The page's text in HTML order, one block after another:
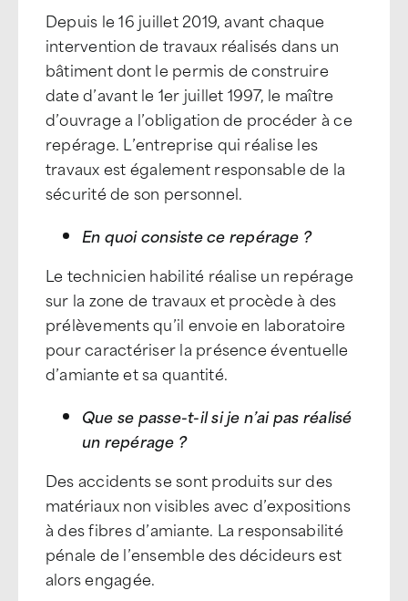
Depuis le 16 juillet 2019, avant chaque
intervention de travaux réalisés dans un
bâtiment dont le permis de construire
date d’avant le 1er juillet 1997, le maître
d’ouvrage a l’obligation de procéder à ce
repérage. L’entreprise qui réalise les
travaux est également responsable de la
sécurité de son personnel.
En quoi consiste ce repérage ?
Le technicien habilité réalise un repérage
sur la zone de travaux et procède à des
prélèvements qu’il envoie en laboratoire
pour caractériser la présence éventuelle
d’amiante et sa quantité.
Que se passe-t-il si je n’ai pas réalisé
un repérage ?
Des accidents se sont produits sur des
matériaux non visibles avec d’expositions
à des fibres d’amiante. La responsabilité
pénale de l’ensemble des décideurs est
alors engagée.